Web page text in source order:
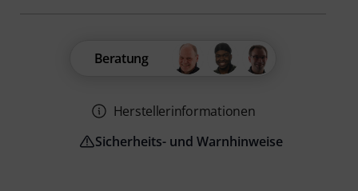
Beratung
Herstellerinformationen
Sicherheits- und Warnhinweise